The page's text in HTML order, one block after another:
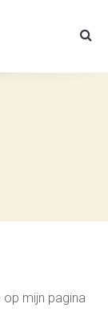
op mijn pagina